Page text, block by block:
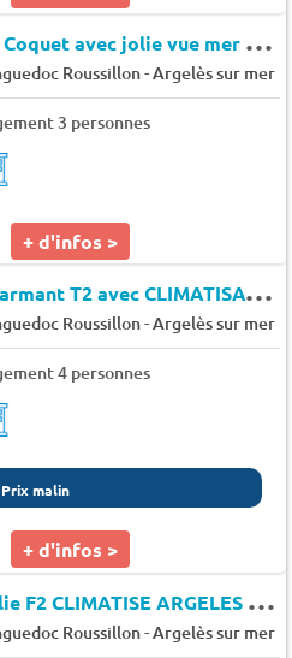
T
2 Coquet avec jolie vue mer Plage Nord à Argelès-sur-Mer - Le panoramic
Roussillon-Argelès sur mer
3 personnes
+ d'infos >
C
harmant T2 avec CLIMATISATION et Toit Terrasse - Villa roussillon
Roussillon-Argelès sur mer
4 personnes
Prix malin
+ d'infos >
J
olie F2 CLIMATISE ARGELES SUR MER PORT - Acapulco
Roussillon-Argelès sur mer